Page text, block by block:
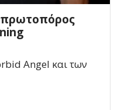
Angel και των